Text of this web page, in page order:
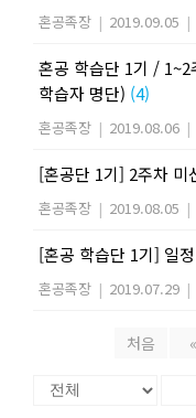
혼공족장 | 2019.09.05 |
혼공 학습단 1기 / 1~2
학습자 명단) (4)
혼공족장 | 2019.08.06 |
[혼공단 1기] 2주차 미
혼공족장 | 2019.08.05 |
[혼공 학습단 1기] 일
혼공족장 | 2019.07.29 |
처음 «